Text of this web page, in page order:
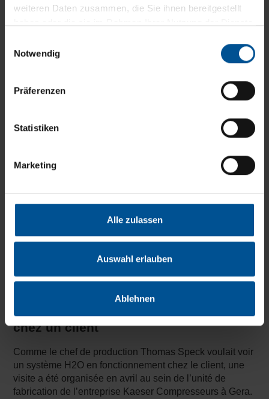
weiteren Daten zusammen, die Sie ihnen bereitgestellt
Notwendig
Präferenzen
Statistiken
Marketing
Alle zulassen
Auswahl erlauben
Ablehnen
Le graphique montre le temps que met l’investissement
dans le VACUDEST XS 360 à devenir rentable pour
l’entreprise thermofin : seulement 1,1 annés.
chez un client
Comme le chef de production Thomas Speck voulait voir
un système H2O en fonctionnement chez le client, une
visite a été organisée en avril au sein de l’unité de
fabrication de l’entreprise Kaeser Compresseurs à Gera.